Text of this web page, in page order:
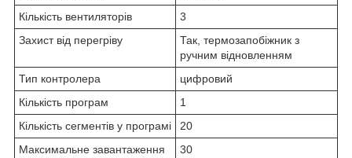
Кількість вентиляторів
3
Захист від перегріву
Так, термозапобіжник з
ручним відновленням
Тип контролера
цифровий
Кількість програм
1
Кількість сегментів у програмі
20
Максимальне завантаження
30